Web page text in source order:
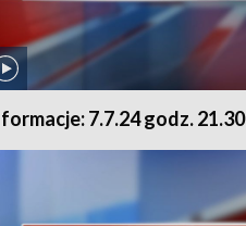
7.7.24 godz. 21.30